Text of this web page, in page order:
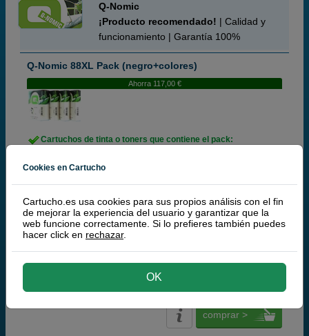
Q-Nomic
¡Producto recomendado! | Calidad y
funcionamiento | Garantía 100%
Q-Nomic 88XL Pack (negro+colores)
Ahorra 117,00 €
Cartuchos de tinta o toners que contiene el pack:
Q-Nomic 88XL Cartucho de tinta (C9391A) cian
Pack ahorro
(9,7 / 7 opiniones)
39,95
RECÍBELO EN 24 HORAS
comprar >
Cookies en Cartucho
Cartucho.es usa cookies para sus propios análisis con el fin
de mejorar la experiencia del usuario y garantizar que la
web funcione correctamente. Si lo prefieres también puedes
hacer click en rechazar.
OK